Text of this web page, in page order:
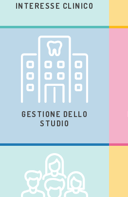
INTERESSE CLINICO
GESTIONE DELLO
STUDIO